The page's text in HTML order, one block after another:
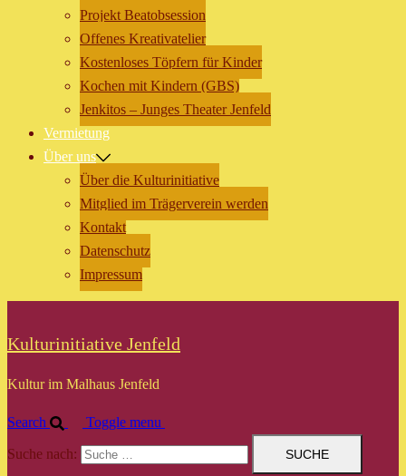
Projekt Beatobsession
Offenes Kreativatelier
Kostenloses Töpfern für Kinder
Kochen mit Kindern (GBS)
Jenkitos – Junges Theater Jenfeld
Vermietung
Über uns
Über die Kulturinitiative
Mitglied im Trägerverein werden
Kontakt
Datenschutz
Impressum
Kulturinitiative Jenfeld
Kultur im Malhaus Jenfeld
Search Toggle menu
Suche nach: